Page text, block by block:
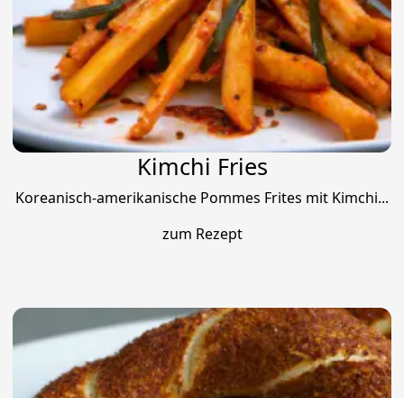
Kimchi Fries
Koreanisch-amerikanische Pommes Frites mit Kimchi...
zum Rezept